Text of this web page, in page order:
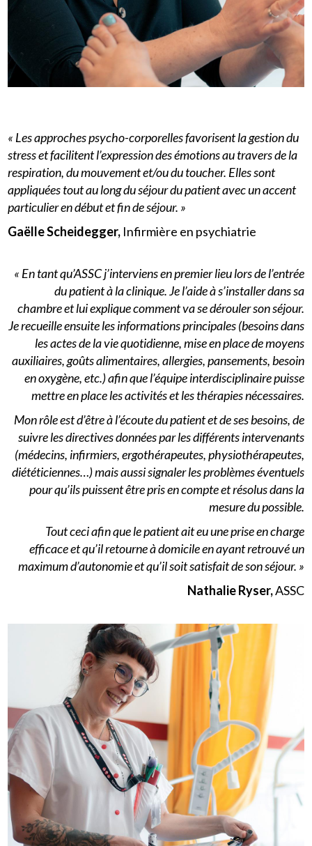
« Les approches psycho-corporelles favorisent la gestion du
stress et facilitent l’expression des émotions au travers de la
respiration, du mouvement et/ou du toucher. Elles sont
appliquées tout au long du séjour du patient avec un accent
particulier en début et fin de séjour. »
Gaëlle Scheidegger, Infirmière en psychiatrie
« En tant qu’ASSC j’interviens en premier lieu lors de l’entrée
du patient à la clinique. Je l’aide à s’installer dans sa
chambre et lui explique comment va se dérouler son séjour.
Je recueille ensuite les informations principales (besoins dans
les actes de la vie quotidienne, mise en place de moyens
auxiliaires, goûts alimentaires, allergies, pansements, besoin
en oxygène, etc.) afin que l’équipe interdisciplinaire puisse
mettre en place les activités et les thérapies nécessaires.
Mon rôle est d’être à l’écoute du patient et de ses besoins, de
suivre les directives données par les différents intervenants
(médecins, infirmiers, ergothérapeutes, physiothérapeutes,
diététiciennes…) mais aussi signaler les problèmes éventuels
pour qu’ils puissent être pris en compte et résolus dans la
mesure du possible.
Tout ceci afin que le patient ait eu une prise en charge
efficace et qu’il retourne à domicile en ayant retrouvé un
maximum d’autonomie et qu’il soit satisfait de son séjour. »
Nathalie Ryser,ASSC